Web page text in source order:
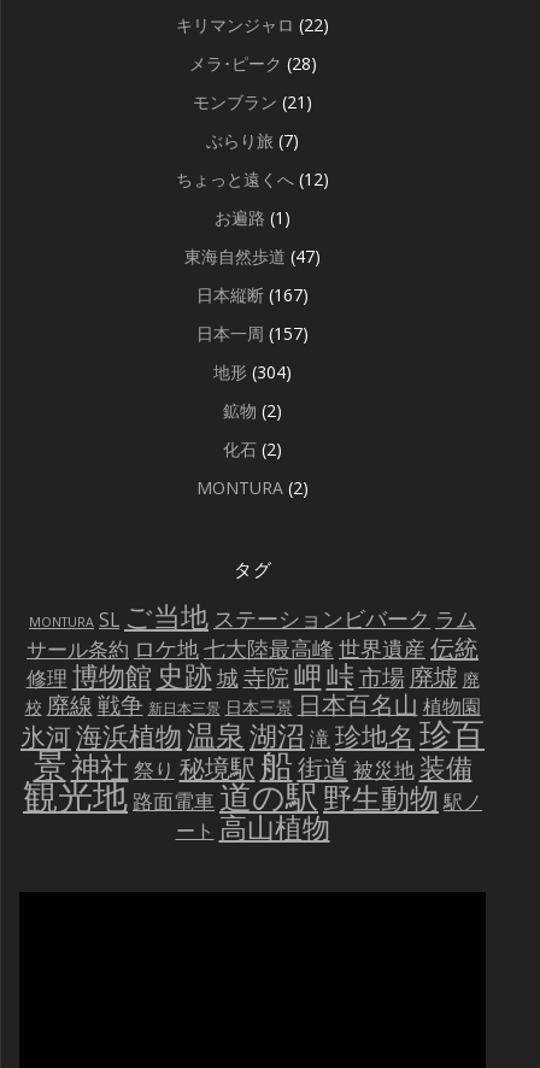
キリマンジャロ (22)
メラ･ピーク (28)
モンブラン (21)
ぶらり旅 (7)
ちょっと遠くへ (12)
お遍路 (1)
東海自然歩道 (47)
日本縦断 (167)
日本一周 (157)
地形 (304)
鉱物 (2)
化石 (2)
MONTURA (2)
タグ
MONTURA SL ご当地 ステーションビバーク ラム
サール条約 ロケ地七大陸最高峰 世界遺産 伝統
修理 博物館 史跡城寺院岬峠市場 廃墟 廃
校 廃線戦争 新日本三景 日本三景 日本百名山 植物園
氷河海浜植物温泉湖沼 滝珍地名 珍百
景神社 祭り 秘境駅船街道 被災地 装備
観光地 路面電車道の駅野生動物 駅ノ
ート 高山植物